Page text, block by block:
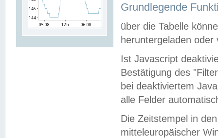
Grundlegende
über die Tabelle
heruntergeladen oder
Ist Javascript
Bestätigung des
bei deaktiviertem
alle Felder
Die Zeitstempel in
mitteleuropäischer